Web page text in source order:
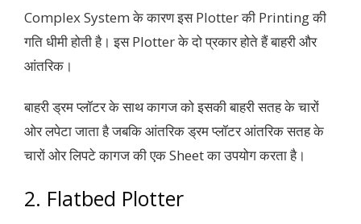
Complex System के कारण इस Plotter की Printing की
गति धीमी होती है। इस Plotter के दो प्रकार होते हैं बाहरी और
आंतरिक।
बाहरी ड्रम प्लॉटर के साथ कागज को इसकी बाहरी सतह के चारों
ओर लपेटा जाता है जबकि आंतरिक ड्रम प्लॉटर आंतरिक सतह के
चारों ओर लिपटे कागज की एक Sheet का उपयोग करता है।
2. Flatbed Plotter